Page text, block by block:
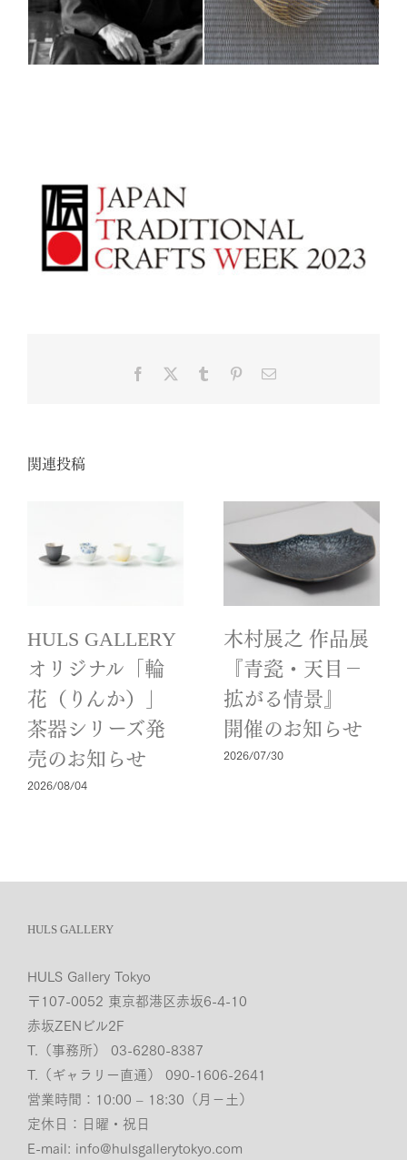
Facebook Tumblr Pinterest
電
関連投稿
HULS GALLERY
オリジナル「輪
花（りんか）」
茶器シリーズ発
売のお知らせ
2026/08/04
木村展之 作品展
『青瓷・天目－
拡がる情景』
開催のお知らせ
2026/07/30
HULS GALLERY
HULS Gallery Tokyo
〒107-0052 東京都港区赤坂6-4-10
赤坂ZENビル2F
T.（事務所） 03-6280-8387
T.（ギャラリー直通） 090-1606-2641
営業時間：10:00 – 18:30（月−土）
定休日：日曜・祝日
E-mail: info@hulsgallerytokyo.com